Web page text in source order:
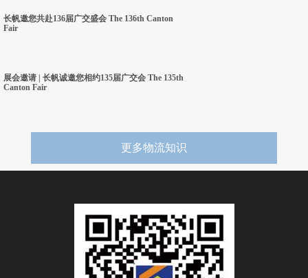
长帆邀您共赴136届广交盛会 The 136th Canton
Fair
展会邀请 | 长帆诚邀您相约135届广交会 The 135th
Canton Fair
更多物流知识